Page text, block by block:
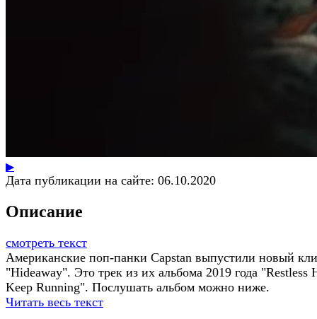
▶
Дата публикации на сайте: 06.10.2020
Описание
смотреть текст
Американские поп-панки Capstan выпустили новый
"Hideaway". Это трек из их альбома 2019 года "Restless
Keep Running". Послушать альбом можно ниже.
Читать весь текст